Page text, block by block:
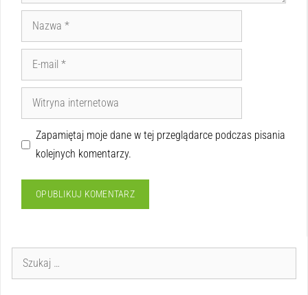
Zapamiętaj moje dane w tej przeglądarce podczas pisania
kolejnych komentarzy.